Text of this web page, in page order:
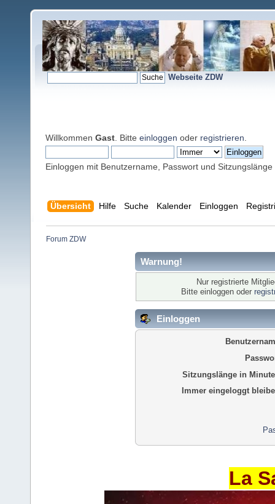
Webseite ZDW
Willkommen Gast . Bitte einloggen oder registrieren
Einloggen mit Benutzername, Passwort und Sitzungslänge
Übersicht Hilfe Suche Kalender Einloggen
Forum ZDW
Warnung!
Nur registrierte
Bitte einloggen oder
Einloggen
Sitzungslänge in
Immer eingeloggt
La